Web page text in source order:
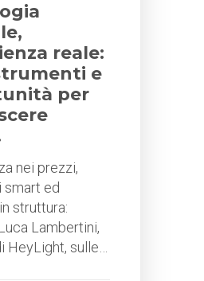
reale:
e
per
nei prezzi,
smart ed
struttura:
Lambertini,
HeyLight, sulle…